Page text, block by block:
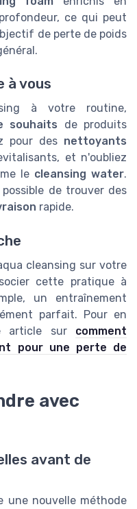
ce qui peut
de perte de poids
à vous
à votre routine,
souhaits de produits
pour des nettoyants
et n'oubliez
le cleansing water.
de trouver des
rapide.
cleansing sur votre
cette pratique à
un entraînement
parfait. Pour en
article sur comment
pour une perte de
avec
avant de
une nouvelle méthode